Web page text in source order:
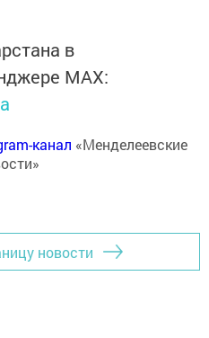
в
MАХ:
канал «Менделеевские
новости